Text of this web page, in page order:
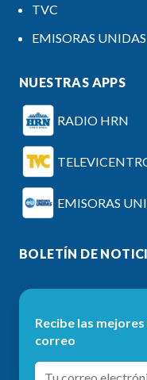
TVC
EMISORAS UNIDAS
NUESTRAS APPS
RADIO HRN
EMISORAS
BOLETÍN DE
Recibe las
correo